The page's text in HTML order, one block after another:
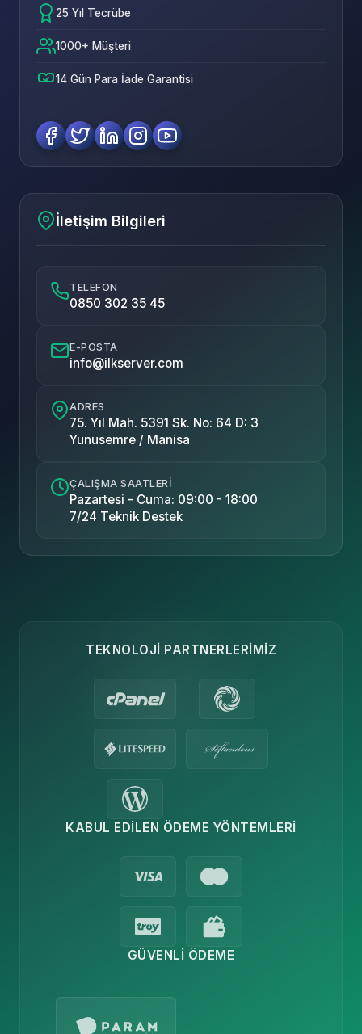
25 Yıl Tecrübe
1000+ Müşteri
14 Gün Para İade Garantisi
İletişim Bilgileri
TELEFON
0850 302 35 45
E-POSTA
info@ilkserver.com
ADRES
75. Yıl Mah. 5391 Sk. No: 64 D: 3
Yunusemre / Manisa
ÇALIŞMA SAATLERI
Pazartesi - Cuma: 09:00 - 18:00
7/24 Teknik Destek
TEKNOLOJI PARTNERLERIMIZ
GÜVENLI ÖDEME
KABUL EDILEN ÖDEME YÖNTEMLERI